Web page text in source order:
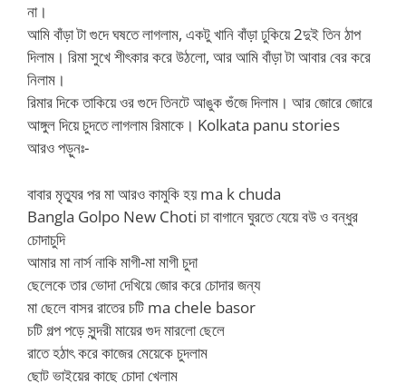
না।
আমি বাঁড়া টা গুদে ঘষতে লাগলাম, একটু খানি বাঁড়া ঢুকিয়ে 2দুই তিন ঠাপ
দিলাম। রিমা সুখে শীৎকার করে উঠলো, আর আমি বাঁড়া টা আবার বের করে
নিলাম।
রিমার দিকে তাকিয়ে ওর গুদে তিনটে আঙুক গুঁজে দিলাম। আর জোরে জোরে
আঙ্গুল দিয়ে চুদতে লাগলাম রিমাকে। Kolkata panu stories
আরও পড়ুনঃ-
বাবার মৃত্যুর পর মা আরও কামুকি হয় ma k chuda
Bangla Golpo New Choti চা বাগানে ঘুরতে যেয়ে বউ ও বন্ধুর
চোদাচুদি
আমার মা নার্স নাকি মাগী-মা মাগী চুদা
ছেলেকে তার ভোদা দেখিয়ে জোর করে চোদার জন্য
মা ছেলে বাসর রাতের চটি ma chele basor
চটি গল্প পড়ে সুন্দরী মায়ের গুদ মারলো ছেলে
রাতে হঠাৎ করে কাজের মেয়েকে চুদলাম
ছোট ভাইয়ের কাছে চোদা খেলাম